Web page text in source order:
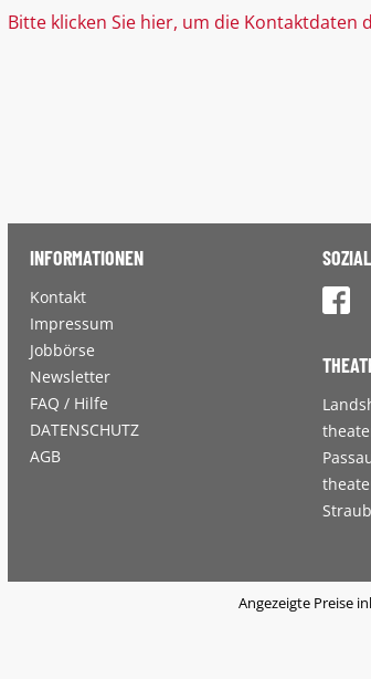
Bitte klicken Sie hier, um die Kontaktdaten
INFORMATIONEN
Kontakt
Impressum
Jobbörse
Newsletter
FAQ / Hilfe
DATENSCHUTZ
AGB
Angezeigte Preise